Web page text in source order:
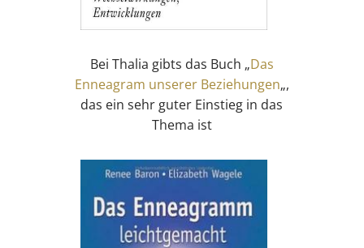
Bei Thalia gibts das Buch „Das
Enneagram unserer Beziehungen„,
das ein sehr guter Einstieg in das
Thema ist